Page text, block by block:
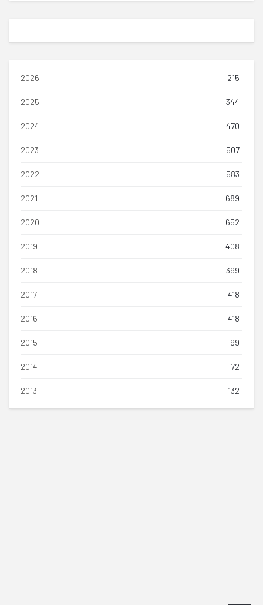
2026 215
2025 344
2024 470
2023 507
2022 583
2021 689
2020 652
2019 408
2018 399
2017 418
2016 418
2015 99
2014 72
2013 132